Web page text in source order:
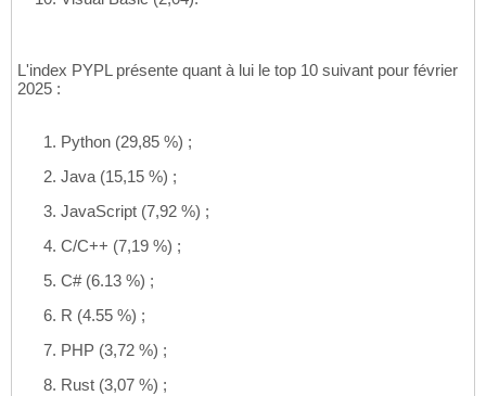
L'index PYPL présente quant à lui le top 10 suivant pour février
2025 :
Python (29,85 %) ;
Java (15,15 %) ;
JavaScript (7,92 %) ;
C/C++ (7,19 %) ;
C# (6.13 %) ;
R (4.55 %) ;
PHP (3,72 %) ;
Rust (3,07 %) ;